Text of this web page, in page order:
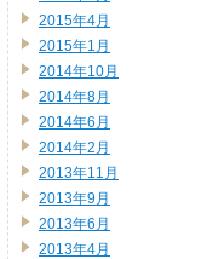
2015年4月
2015年1月
2014年10月
2014年8月
2014年6月
2014年2月
2013年11月
2013年9月
2013年6月
2013年4月